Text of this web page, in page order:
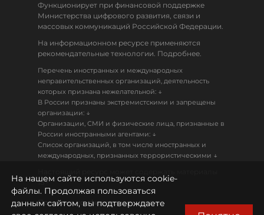
Функционирует при финансовой поддержке
Министерства цифрового развития, связи и
массовых коммуникаций Российской Федерации.
На информационном ресурсе применяются
рекомендательные технологии. Подробнее.
Перечень иностранных и международных
неправительственных организаций, деятельность
которых признана нежелательной: ↓
В России признаны экстремистскими и запрещены
организации: ↓
Организации, СМИ и физические лица, признанные в
России иностранными агентами: ↓
Список организаций, в том числе иностранных и
международных, признанных террористическими ↓
18+
Политика конфиденциальности
На нашем сайте используются cookie-
файлы. Продолжая пользоваться
данным сайтом, вы подтверждаете